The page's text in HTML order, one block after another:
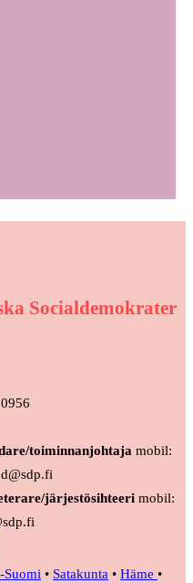
Socialdemokrater
toiminnanjohtaja mobil:
järjestösihteeri mobil:
Suomi • Satakunta • Häme •